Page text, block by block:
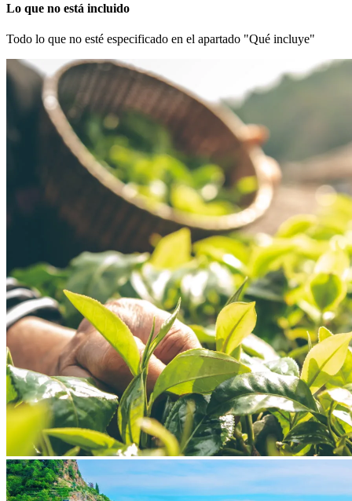
Lo que no está incluido
Todo lo que no esté especificado en el apartado "Qué incluye"